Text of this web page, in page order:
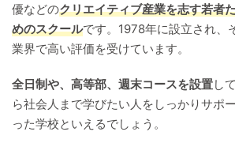
優などのクリエイティブ産業を志す若者
めのスクールです。1978年に設立され、
業界で高い評価を受けています。
全日制や、高等部、週末コースを設置し
ら社会人まで学びたい人をしっかりサポ
った学校といえるでしょう。